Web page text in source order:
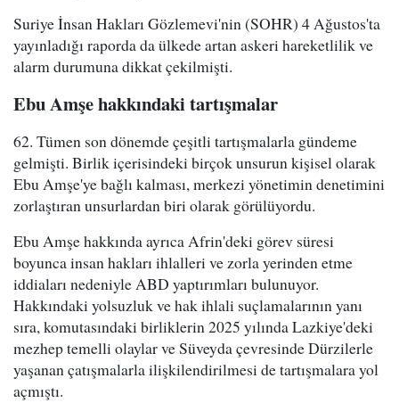
Suriye İnsan Hakları Gözlemevi'nin (SOHR) 4 Ağustos'ta
yayınladığı raporda da ülkede artan askeri hareketlilik ve
alarm durumuna dikkat çekilmişti.
Ebu Amşe hakkındaki tartışmalar
62. Tümen son dönemde çeşitli tartışmalarla gündeme
gelmişti. Birlik içerisindeki birçok unsurun kişisel olarak
Ebu Amşe'ye bağlı kalması, merkezi yönetimin denetimini
zorlaştıran unsurlardan biri olarak görülüyordu.
Ebu Amşe hakkında ayrıca Afrin'deki görev süresi
boyunca insan hakları ihlalleri ve zorla yerinden etme
iddiaları nedeniyle ABD yaptırımları bulunuyor.
Hakkındaki yolsuzluk ve hak ihlali suçlamalarının yanı
sıra, komutasındaki birliklerin 2025 yılında Lazkiye'deki
mezhep temelli olaylar ve Süveyda çevresinde Dürzilerle
yaşanan çatışmalarla ilişkilendirilmesi de tartışmalara yol
açmıştı.